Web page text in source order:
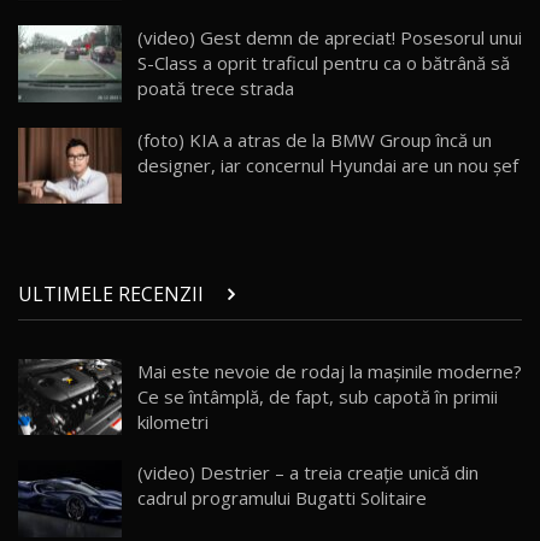
25
mai Exclusiv și Puternic Defender Testat în
Moldova
32:21
26
AutoBlog.MD
10:57
28
Noul Geely Monjaro 2025! Mai ieftin și mai
dotat / Test Drive AutoBlog.MD
29
ZEEKR 9X - PRIMUL TEST DRIVE ÎN ROMÂNĂ!
CUM SE CONDUCE?
33:40
30
Primele impresii despre BYD Seal U DM-i,
Sealion 7 și Seal 5 DM-i / Test Drive
(video) Gest demn de apreciat! Posesorul unui
S-Class a oprit traficul pentru ca o bătrână să
poată trece strada
(foto) KIA a atras de la BMW Group încă un
designer, iar concernul Hyundai are un nou şef
ULTIMELE RECENZII
Mai este nevoie de rodaj la mașinile moderne?
Ce se întâmplă, de fapt, sub capotă în primii
kilometri
(video) Destrier – a treia creație unică din
cadrul programului Bugatti Solitaire